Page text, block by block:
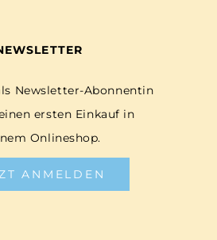
Newsletter-Abonnentin
ersten Einkauf in
Onlineshop.
ANMELDEN